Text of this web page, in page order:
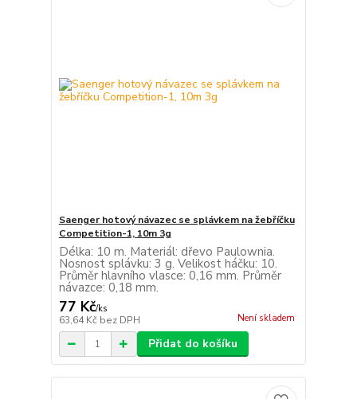
Saenger hotový návazec se splávkem na žebříčku
Competition-1, 10m 3g
Délka: 10 m. Materiál: dřevo Paulownia.
Nosnost splávku: 3 g. Velikost háčku: 10.
Průměr hlavního vlasce: 0,16 mm. Průměr
návazce: 0,18 mm.
77 Kč/ks
63,64 Kč bez DPH Není skladem
Přidat do košíku